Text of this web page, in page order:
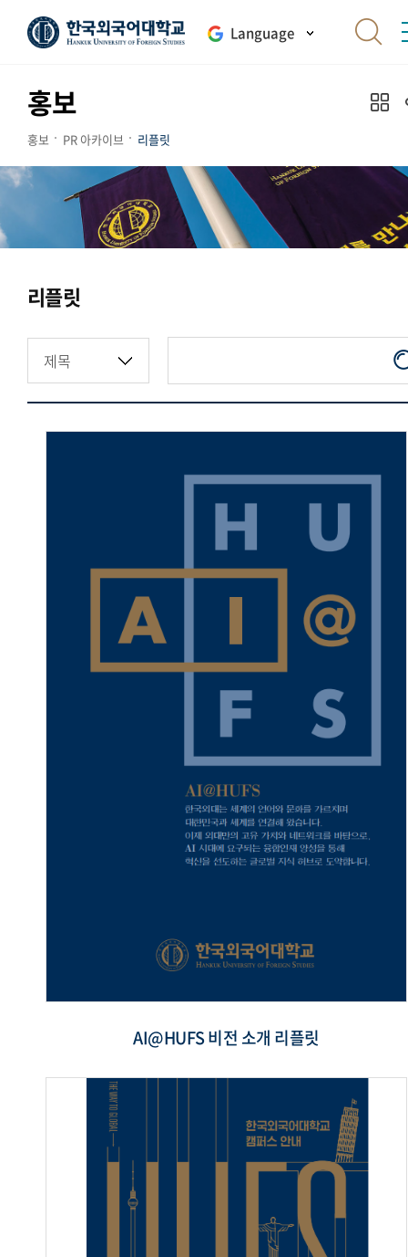
Language
홍보
홍보 PR 아카이브 리플릿
리플릿
AI@HUFS 비전 소개 리플릿